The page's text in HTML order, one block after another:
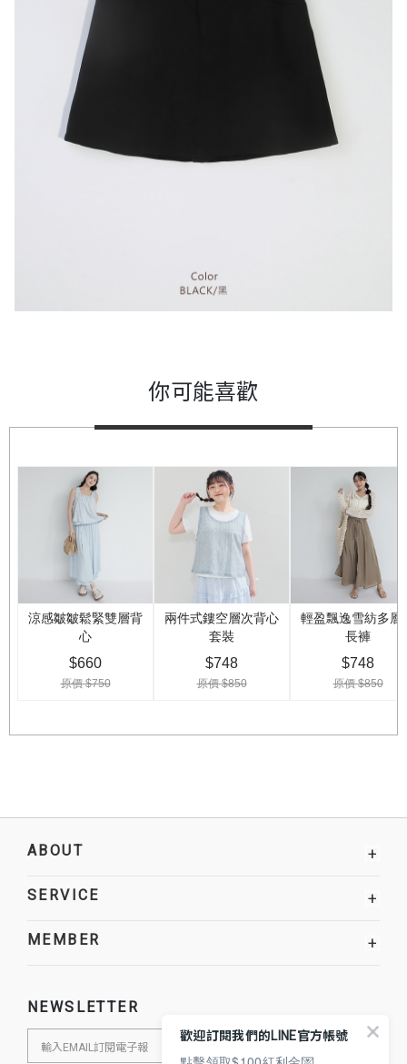
你可能喜歡
ABOUT +
SERVICE +
MEMBER +
NEWSLETTER
歡迎訂閱我們的LINE官方帳號